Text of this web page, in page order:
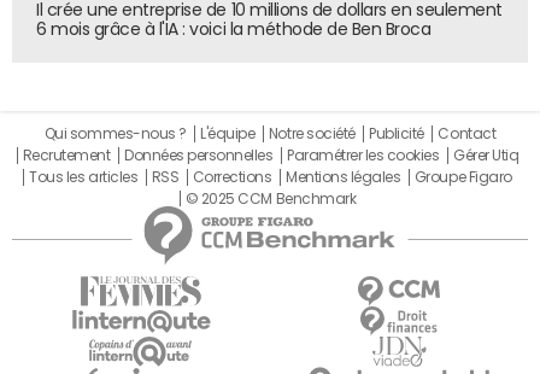
Il crée une entreprise de 10 millions de dollars en seulement
6 mois grâce à l'IA : voici la méthode de Ben Broca
Qui sommes-nous ? L'équipe Notre société Publicité
Contact
Recrutement
Données personnelles Paramétrer les cookies
Gérer Utiq
Tous les articles
RSS Corrections Mentions légales
Groupe Figaro
© 2025 CCM Benchmark